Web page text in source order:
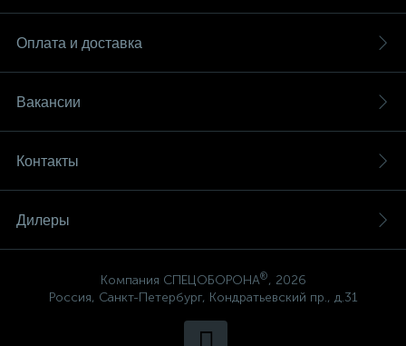
Оплата и доставка
Вакансии
Контакты
Дилеры
Компания СПЕЦОБОРОНА®, 2026
Россия, Санкт-Петербург, Кондратьевский пр., д.31